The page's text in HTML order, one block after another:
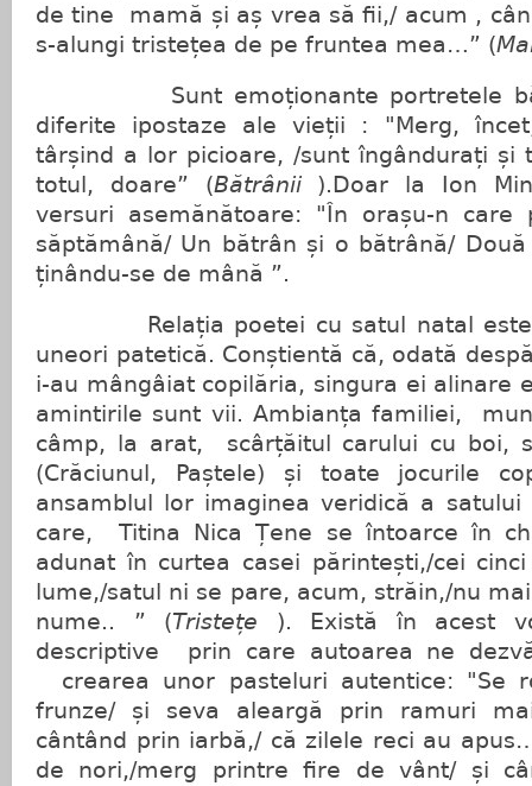
de tine mamă și aș vrea să fii,/ acum ,
s-alungi tristețea de pe fruntea mea…” (
Sunt emoționante portretele
diferite ipostaze ale vieții : "Merg,
târșind a lor picioare, /sunt îngândurați și
totul, doare” (Bătrânii).Doar la Ion
versuri asemănătoare: "În orașu-n
săptămână/ Un bătrân și o bătrână/
ținându-se de mână ”.
Relația poetei cu satul natal este
uneori patetică. Conștientă că, odată
i-au mângâiat copilăria, singura ei alinare
amintirile sunt vii. Ambianța familiei,
câmp, la arat, scârțăitul carului cu boi,
(Crăciunul, Paștele) și toate jocurile
ansamblul lor imaginea veridică a
care, Titina Nica Țene se întoarce în
adunat în curtea casei părintești,/cei
lume,/satul ni se pare, acum, străin,/nu
nume.. ” (Tristețe ). Există în acest
descriptive prin care autoarea ne
crearea unor pasteluri autentice: "Se
frunze/ și seva aleargă prin ramuri
cântând prin iarbă,/ că zilele reci au
de nori,/merg printre fire de vânt/ și